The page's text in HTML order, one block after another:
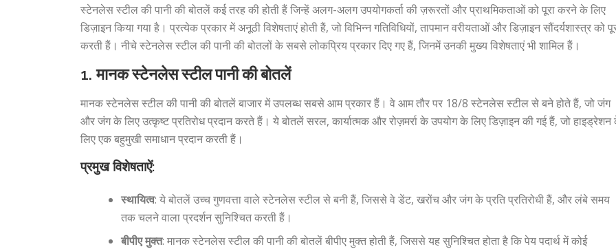
स्टेनलेस स्टील की पानी की बोतलें कई तरह की होती हैं जिन्हें अलग-अलग उपयोगकर्ता की ज़रूरतों और प्राथमिकताओं को पूरा करने के लिए
डिज़ाइन किया गया है। प्रत्येक प्रकार में अनूठी विशेषताएं होती हैं, जो विभिन्न गतिविधियों, तापमान वरीयताओं और डिज़ाइन सौंदर्यशास्त्र को
करती हैं। नीचे स्टेनलेस स्टील की पानी की बोतलों के सबसे लोकप्रिय प्रकार दिए गए हैं, जिनमें उनकी मुख्य विशेषताएं भी शामिल हैं।
1.मानक स्टेनलेस स्टील पानी की बोतलें
मानक स्टेनलेस स्टील की पानी की बोतलें बाजार में उपलब्ध सबसे आम प्रकार हैं। वे आम तौर पर 18/8 स्टेनलेस स्टील से बने होते हैं, जो जंग
और जंग के लिए उत्कृष्ट प्रतिरोध प्रदान करते हैं। ये बोतलें सरल, कार्यात्मक और रोज़मर्रा के उपयोग के लिए डिज़ाइन की गई हैं, जो
लिए एक बहुमुखी समाधान प्रदान करती हैं।
प्रमुख विशेषताऐं:
स्थायित्व: ये बोतलें उच्च गुणवत्ता वाले स्टेनलेस स्टील से बनी हैं, जिससे वे डेंट, खरोंच और जंग के प्रति प्रतिरोधी हैं, और लंबे समय
तक चलने वाला प्रदर्शन सुनिश्चित करती हैं।
बीपीए मुक्त: मानक स्टेनलेस स्टील की पानी की बोतलें बीपीए मुक्त होती हैं, जिससे यह सुनिश्चित होता है कि पेय पदार्थ में कोई